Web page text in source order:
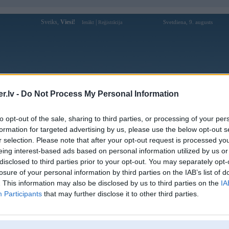
- Do Not Process My Personal Information
opt-out of the sale, sharing to third parties, or processing of your
for targeted advertising by us, please use the below opt-out
selection. Please note that after your opt-out request is processed
interest-based ads based on personal information utilized by us
to third parties prior to your opt-out. You may separately
of your personal information by third parties on the IAB’s list of
This information may also be disclosed by us to third parties on the
Participants that may further disclose it to other third parties.
Sveiks, Viesi! Ienākt Reģistrācija Svetdiena, 9. augusts
Forums Galerijas Reģistrācija Lietotāji
Lietotāja gi profils
Pēdējo reizi manīts: 06. Aug 2021, 13:06
Lietotājvārds:
gi
Ziņojumi forumā:
0
[Pēdējie ziņojumi forumā]